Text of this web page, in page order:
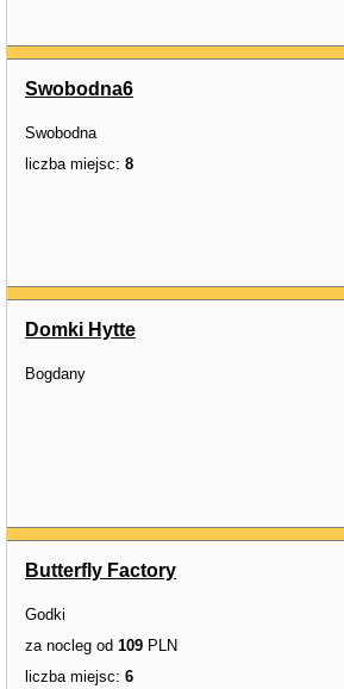
Swobodna6
Swobodna
liczba miejsc: 8
Domki Hytte
Bogdany
Butterfly Factory
Godki
za nocleg od 109 PLN
liczba miejsc: 6